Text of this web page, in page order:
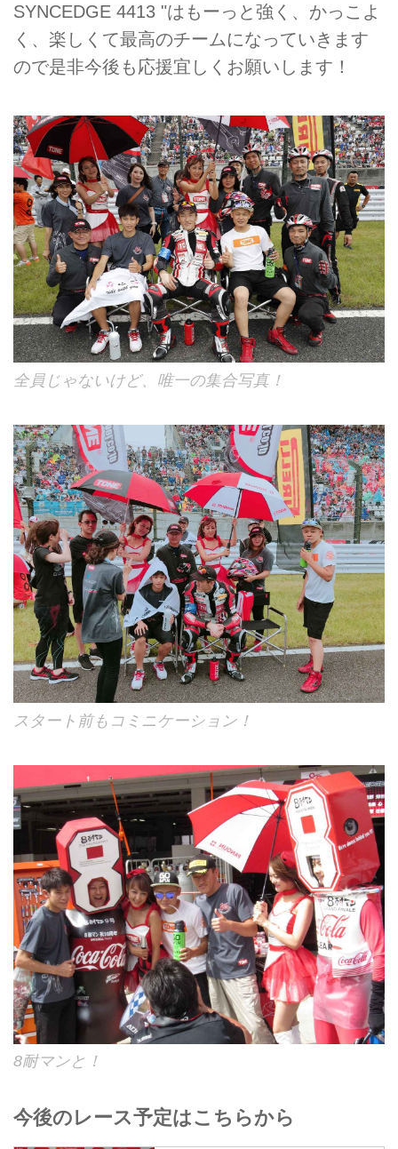
SYNCEDGE 4413 "はもーっと強く、かっこよ
く、楽しくて最高のチームになっていきます
ので是非今後も応援宜しくお願いします！
全員じゃないけど、唯一の集合写真！
スタート前もコミニケーション！
8耐マンと！
今後のレース予定はこちらから